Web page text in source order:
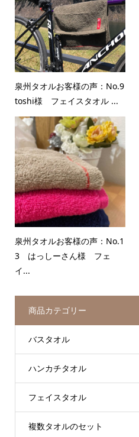
泉州タオルお客様の声：No.9
toshi様 フェイスタオル ...
泉州タオルお客様の声：No.1
3 はっしーさん様 フェ
イ...
商品カテゴリー
バスタオル
ハンカチタオル
フェイスタオル
複数タオルのセット